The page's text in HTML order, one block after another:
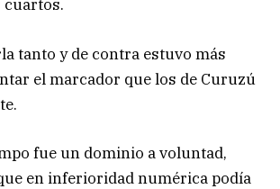
cuartos.
tanto y de contra estuvo más
el marcador que los de Curuzú
fue un dominio a voluntad,
en inferioridad numérica podía